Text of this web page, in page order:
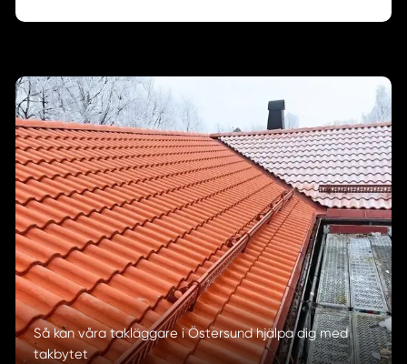
Så kan våra takläggare i Östersund hjälpa dig med
takbytet